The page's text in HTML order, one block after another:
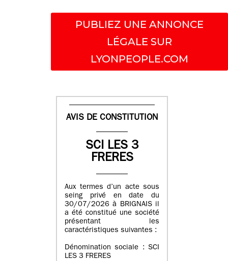
PUBLIEZ UNE ANNONCE
LÉGALE SUR
LYONPEOPLE.COM
AVIS DE CONSTITUTION
SCI LES 3
FRERES
Aux termes d’un acte sous
seing privé en date du
30/07/2026 à BRIGNAIS il
a été constitué une société
présentant les
caractéristiques suivantes :
Dénomination sociale : SCI
LES 3 FRERES